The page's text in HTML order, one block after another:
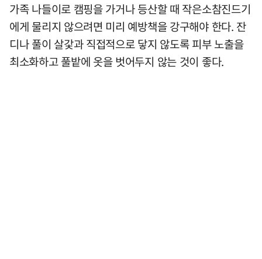
가족 나들이로 캠핑을 가거나 등산할 때 작은소참진드기
에게 물리지 않으려면 미리 예방책을 강구해야 한다. 잔
디나 풀이 살갗과 직접적으로 닿지 않도록 피부 노출을
최소화하고 풀밭에 옷을 벗어두지 않는 것이 좋다.